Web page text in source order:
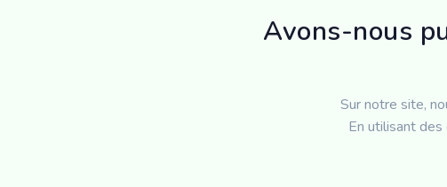
Avons-nous
Sur notre site,
En utilisant